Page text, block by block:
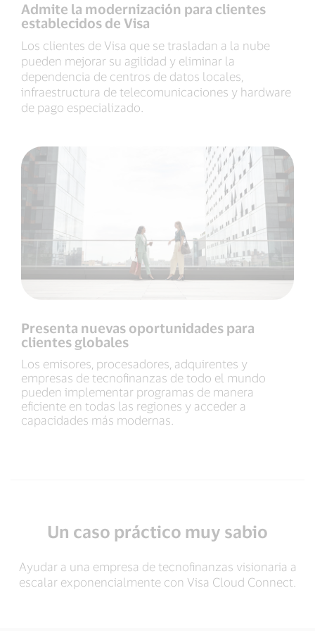
Admite la modernización para clientes
establecidos de Visa
Los clientes de Visa que se trasladan a la nube
pueden mejorar su agilidad y eliminar la
dependencia de centros de datos locales,
infraestructura de telecomunicaciones y hardware
de pago especializado.
Presenta nuevas oportunidades para
clientes globales
Los emisores, procesadores, adquirentes y
empresas de tecnofinanzas de todo el mundo
pueden implementar programas de manera
eficiente en todas las regiones y acceder a
capacidades más modernas.
Un caso práctico muy sabio
Ayudar a una empresa de tecnofinanzas visionaria a
escalar exponencialmente con Visa Cloud Connect.